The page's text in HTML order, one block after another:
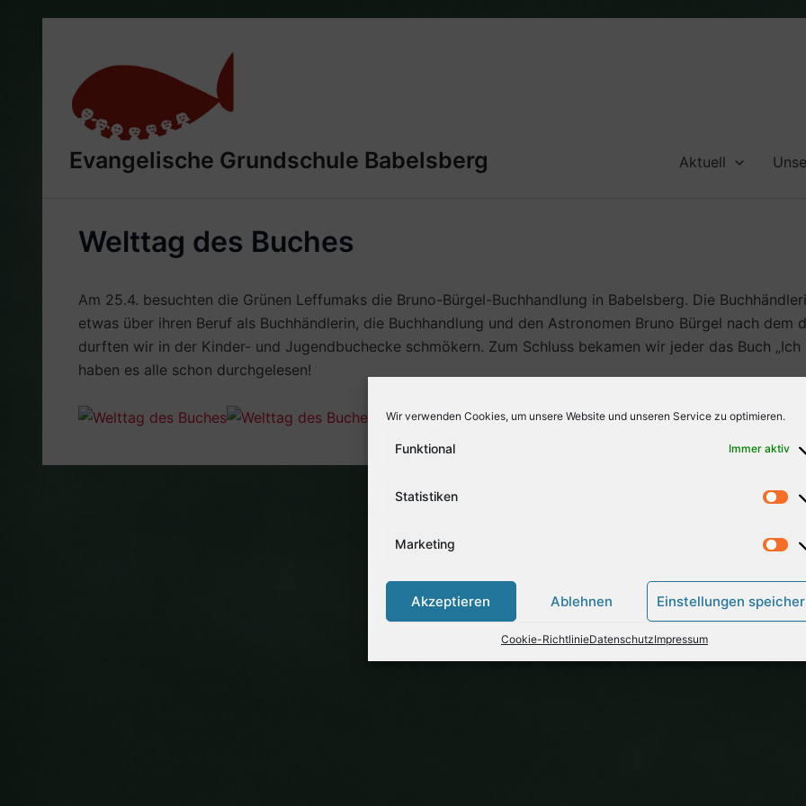
Wir verwenden Cookies, um unsere Website und unseren Service zu optimieren.
Funktional Immer aktiv
Statistiken
Marketing
Akzeptieren Ablehnen Einstellungen
Cookie-RichtlinieDatenschutzImpressum
Evangelische Grundschule Babelsberg Aktuell
Welttag des Buches
Am 25.4. besuchten die Grünen Leffumaks die Bruno-Bürgel-Buchhandlung in Babelsberg. Die
etwas über ihren Beruf als Buchhändlerin, die Buchhandlung und den Astronomen Bruno Bürgel nach
durften wir in der Kinder- und Jugendbuchecke schmökern. Zum Schluss bekamen wir jeder das Buch
haben es alle schon durchgelesen!